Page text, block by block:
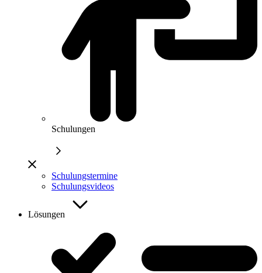
Schulungen
Schulungstermine
Schulungsvideos
Lösungen